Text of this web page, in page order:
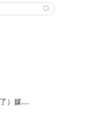
决战沙邑（传奇来了）媒体礼包